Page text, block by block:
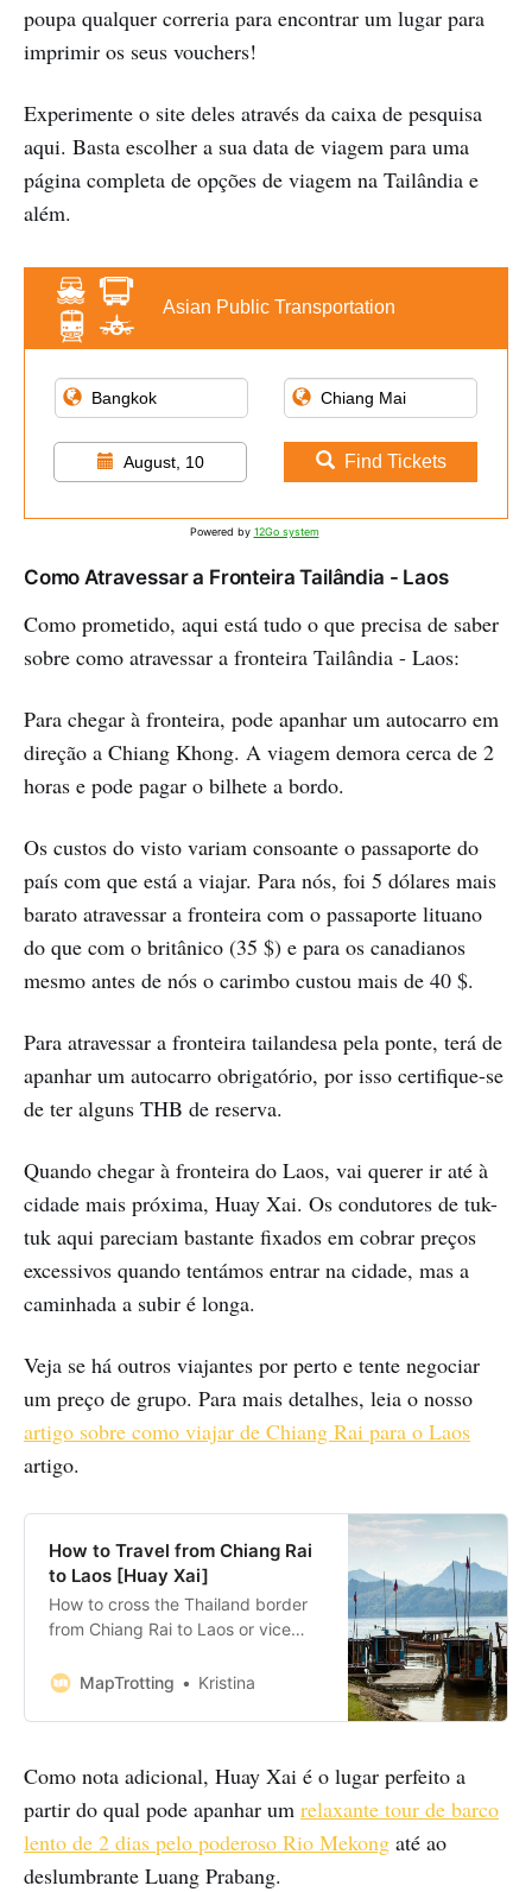
poupa qualquer correria para encontrar um lugar para
imprimir os seus vouchers!
Experimente o site deles através da caixa de pesquisa
aqui. Basta escolher a sua data de viagem para uma
página completa de opções de viagem na Tailândia e
além.
Asian Public Transportation
August, 10 Find Tickets
Powered by 12Go system
Como Atravessar a Fronteira Tailândia - Laos
Como prometido, aqui está tudo o que precisa de saber
sobre como atravessar a fronteira Tailândia - Laos:
Para chegar à fronteira, pode apanhar um autocarro em
direção a Chiang Khong. A viagem demora cerca de 2
horas e pode pagar o bilhete a bordo.
Os custos do visto variam consoante o passaporte do
país com que está a viajar. Para nós, foi 5 dólares mais
barato atravessar a fronteira com o passaporte lituano
do que com o britânico (35 $) e para os canadianos
mesmo antes de nós o carimbo custou mais de 40 $.
Para atravessar a fronteira tailandesa pela ponte, terá de
apanhar um autocarro obrigatório, por isso certifique-se
de ter alguns THB de reserva.
Quando chegar à fronteira do Laos, vai querer ir até à
cidade mais próxima, Huay Xai. Os condutores de tuk-
tuk aqui pareciam bastante fixados em cobrar preços
excessivos quando tentámos entrar na cidade, mas a
caminhada a subir é longa.
Veja se há outros viajantes por perto e tente negociar
um preço de grupo. Para mais detalhes, leia o nosso
artigo sobre como viajar de Chiang Rai para o Laos
artigo.
How to Travel from Chiang Rai
to Laos [Huay Xai]
How to cross the Thailand border
from Chiang Rai to Laos or vice
options for travelling between both
MapTrotting Kristina
Como nota adicional, Huay Xai é o lugar perfeito a
partir do qual pode apanhar um relaxante tour de barco
lento de 2 dias pelo poderoso Rio Mekong até ao
deslumbrante Luang Prabang.